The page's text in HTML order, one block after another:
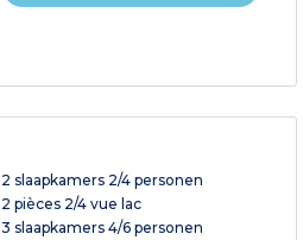
2 slaapkamers 2/4 personen
2 pièces 2/4 vue lac
3 slaapkamers 4/6 personen